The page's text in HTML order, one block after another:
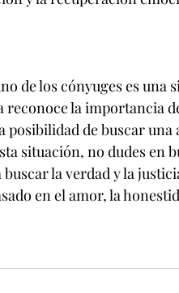
de los cónyuges es una
reconoce la importancia
de buscar una
situación, no dudes en
la verdad y la
en el amor, la